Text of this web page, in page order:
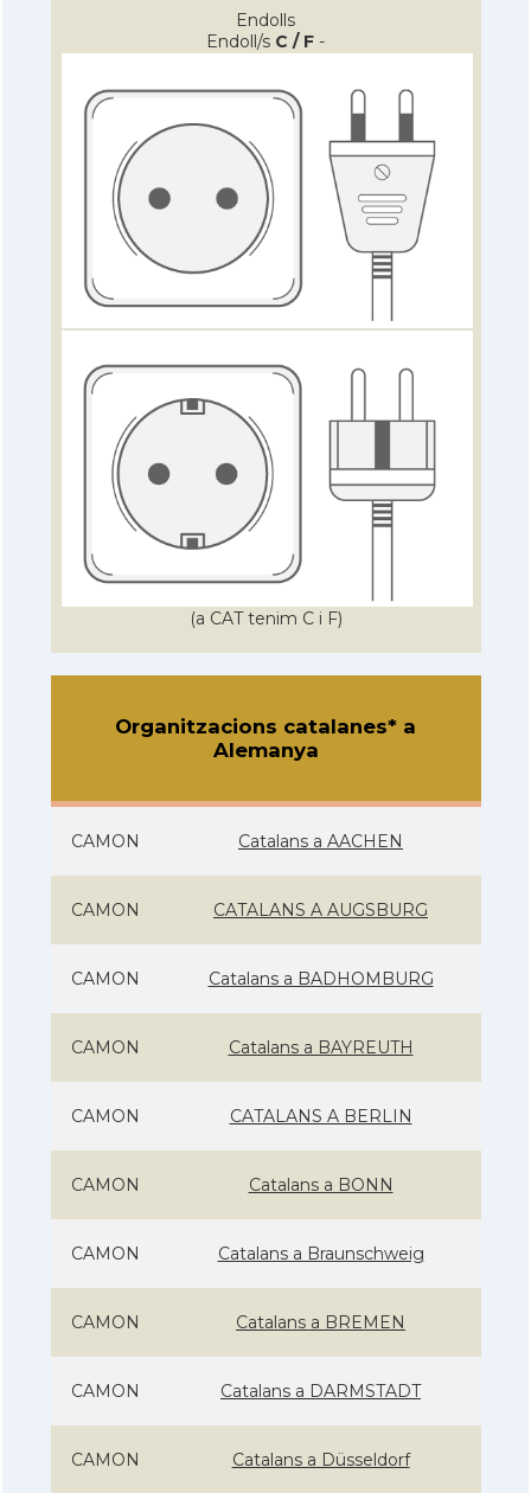
Endolls
Endoll/s C / F -
(a CAT tenim C i F)
Organitzacions catalanes* a
Alemanya
CAMON Catalans a AACHEN
CAMON CATALANS A AUGSBURG
CAMON Catalans a BADHOMBURG
CAMON Catalans a BAYREUTH
CAMON CATALANS A BERLIN
CAMON Catalans a BONN
CAMON Catalans a Braunschweig
CAMON Catalans a BREMEN
CAMON Catalans a DARMSTADT
CAMON Catalans a Düsseldorf